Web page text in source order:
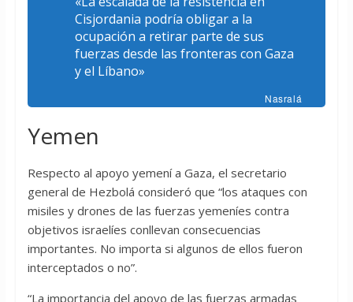
Cisjordania podría obligar a la
ocupación a retirar parte de sus
fuerzas desde las fronteras con Gaza
y el Líbano»
Nasralá
Yemen
Respecto al apoyo yemení a Gaza, el secretario
general de Hezbolá consideró que “los ataques con
misiles y drones de las fuerzas yemeníes contra
objetivos israelíes conllevan consecuencias
importantes. No importa si algunos de ellos fueron
interceptados o no”.
“La importancia del apoyo de las fuerzas armadas